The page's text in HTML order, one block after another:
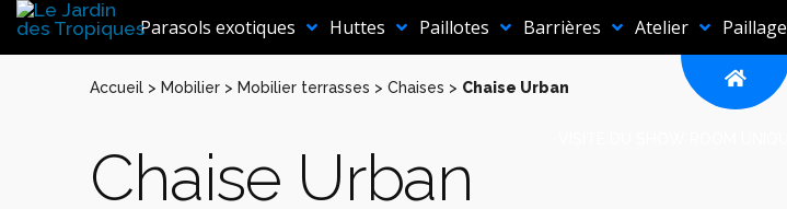
Aller
au
contenu
Parasols exotiques Huttes Paillotes Barrières Atelier Paillage
Accueil > Mobilier > Mobilier terrasses >Chaises > Chaise Urban
Chaise Urban